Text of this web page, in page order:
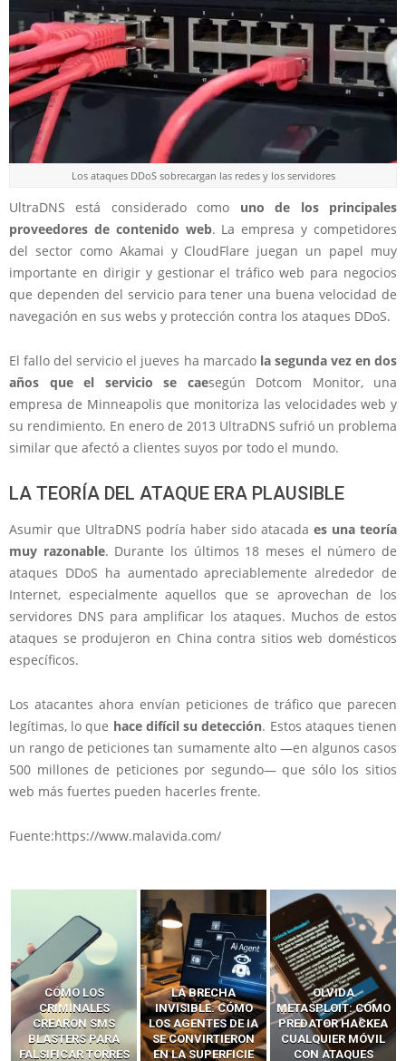
Los ataques DDoS sobrecargan las redes y los servidores
UltraDNS está considerado como uno de los principales
proveedores de contenido web. La empresa y competidores
del sector como Akamai y CloudFlare juegan un papel muy
importante en dirigir y gestionar el tráfico web para negocios
que dependen del servicio para tener una buena velocidad de
navegación en sus webs y protección contra los ataques DDoS.
El fallo del servicio el jueves ha marcado la segunda vez en dos
años que el servicio se caesegún Dotcom Monitor, una
empresa de Minneapolis que monitoriza las velocidades web y
su rendimiento. En enero de 2013 UltraDNS sufrió un problema
similar que afectó a clientes suyos por todo el mundo.
LA TEORÍA DEL ATAQUE ERA PLAUSIBLE
Asumir que UltraDNS podría haber sido atacada es una teoría
muy razonable. Durante los últimos 18 meses el número de
ataques DDoS ha aumentado apreciablemente alrededor de
Internet, especialmente aquellos que se aprovechan de los
servidores DNS para amplificar los ataques. Muchos de estos
ataques se produjeron en China contra sitios web domésticos
específicos.
Los atacantes ahora envían peticiones de tráfico que parecen
legítimas, lo que hace difícil su detección. Estos ataques tienen
un rango de peticiones tan sumamente alto —en algunos casos
500 millones de peticiones por segundo— que sólo los sitios
web más fuertes pueden hacerles frente.
Fuente:https://www.malavida.com/
LA BRECHA
INVISIBLE: CÓMO
LOS AGENTES DE IA
SE CONVIRTIERON
EN LA SUPERFICIE
OLVIDA
METASPLOIT: CÓMO
PREDATOR HACKEA
CUALQUIER MÓVIL
CON ATAQUES
CÓMO LOS HACKERS
INTERCEPTAN OTPS
Y LLAMADAS
MÓVILES SIN
‘HACKEAR’ — EL